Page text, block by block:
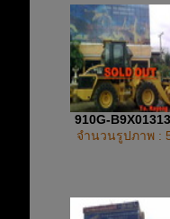
910G-
จำนวนรูปภาพ :